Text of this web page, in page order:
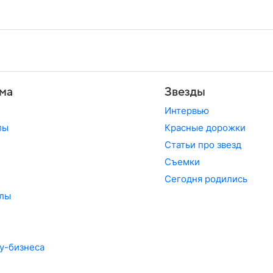
бизнеса
Звезды
Интервью
Красные дорожки
Статьи про звезд
Съемки
Сегодня родились